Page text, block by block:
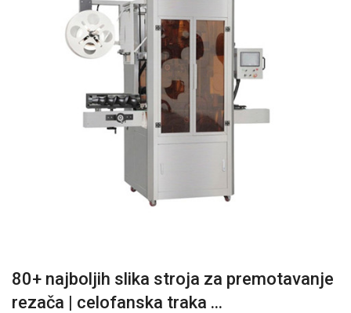
80+ najboljih slika stroja za premotavanje
rezača | celofanska traka ...